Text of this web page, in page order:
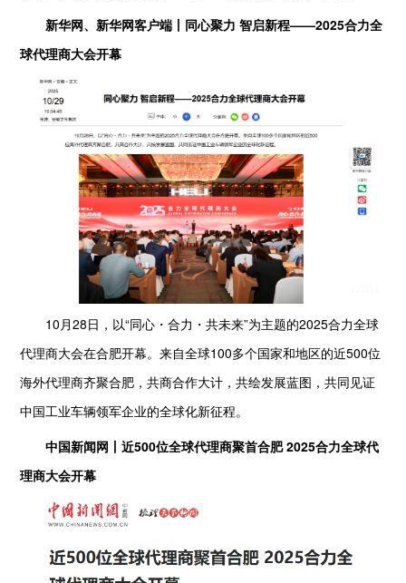
新华网、新华网客户端丨同心聚力 智启新程——2025合力全
球代理商大会开幕
10月28日，以“同心・合力・共未来”为主题的2025合力全球
代理商大会在合肥开幕。来自全球100多个国家和地区的近500位
海外代理商齐聚合肥，共商合作大计，共绘发展蓝图，共同见证
中国工业车辆领军企业的全球化新征程。
中国新闻网丨近500位全球代理商聚首合肥 2025合力全球代
理商大会开幕